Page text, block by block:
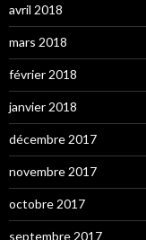
avril 2018
mars 2018
février 2018
janvier 2018
décembre 2017
novembre 2017
octobre 2017
septembre 2017